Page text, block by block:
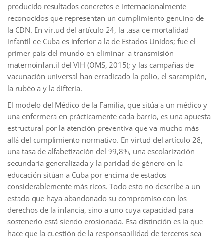
producido resultados concretos e internacionalmente
reconocidos que representan un cumplimiento genuino de
la CDN. En virtud del artículo 24, la tasa de mortalidad
infantil de Cuba es inferior a la de Estados Unidos; fue el
primer país del mundo en eliminar la transmisión
maternoinfantil del VIH (OMS, 2015); y las campañas de
vacunación universal han erradicado la polio, el sarampión,
la rubéola y la difteria.
El modelo del Médico de la Familia, que sitúa a un médico y
una enfermera en prácticamente cada barrio, es una apuesta
estructural por la atención preventiva que va mucho más
allá del cumplimiento normativo. En virtud del artículo 28,
una tasa de alfabetización del 99,8%, una escolarización
secundaria generalizada y la paridad de género en la
educación sitúan a Cuba por encima de estados
considerablemente más ricos. Todo esto no describe a un
estado que haya abandonado su compromiso con los
derechos de la infancia, sino a uno cuya capacidad para
sostenerlo está siendo erosionada. Esa distinción es la que
hace que la cuestión de la responsabilidad de terceros sea